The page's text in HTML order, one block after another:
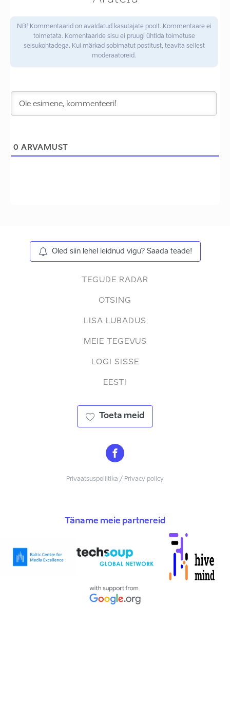
NB! Kommentaarid on avaldatud kasutajate poolt. Kommentaare ei
toimetata. Komentaaride sisu ei pruugi ühtida toimetuse
seisukohtadega. Kui märkad sobimatut postitust, teavita sellest
moderaatoreid.
0 ARVAMUST
Oled siin lehel leidnud vigu? Saada teade!
TEGUDE RADAR
OTSING
LISA LUBADUS
MEIE TEGEVUS
LOGI SISSE
EESTI
Toeta meid
Privaatsuspoliitika / Privacy policy
Täname meie partnereid